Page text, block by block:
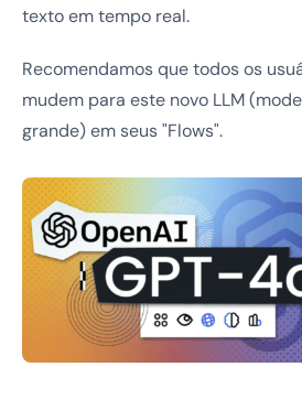
texto em tempo real.
Recomendamos que todos os
mudem para este novo LLM
grande) em seus "Flows".